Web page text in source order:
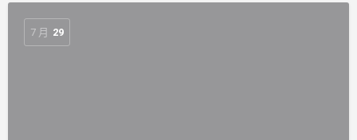
7 月 29